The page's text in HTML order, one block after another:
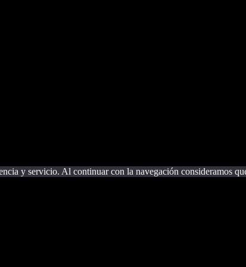
y servicio. Al continuar con la navegación consideramos